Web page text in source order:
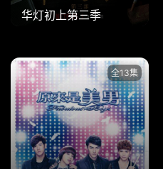
华灯初上第三季
全13集